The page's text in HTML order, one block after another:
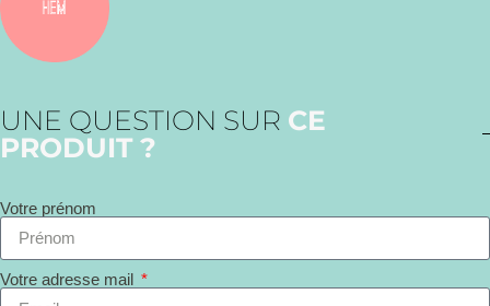
UNE QUESTION SUR CE
PRODUIT ?
Votre prénom
Votre adresse mail